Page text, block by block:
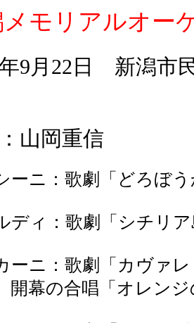
メモリアルオー
9月22日 新潟市
山岡重信
ーニ：歌劇「どろぼ
ディ：歌劇「シチリ
ーニ：歌劇「カヴァ
幕の合唱「オレンジ